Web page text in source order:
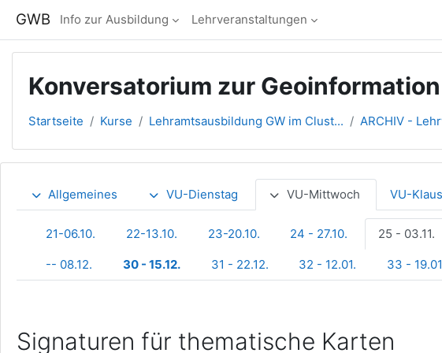
GWB Info zur Ausbildung Lehrveranstaltungen
Konversatorium zur
Startseite Kurse Lehramtsausbildung GW im Clust... ARCHIV -
Abschnittsübersicht
Allgemeines VU-Dienstag VU-Mittwoch VU-
21-06.10. 22-13.10. 23-20.10. 24 - 27.10. 25 - 03.11.
-- 08.12. 30 - 15.12. 31 - 22.12. 32 - 12.01. 33 -
Signaturen für thematische Karten